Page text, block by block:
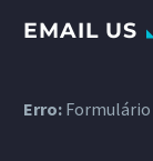
EMAIL US
Erro: